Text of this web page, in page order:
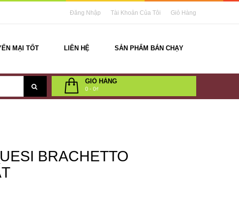
Đăng Nhập Tài Khoản Của Tôi Giỏ Hàng
MẠI TỐT LIÊN HỆ SẢN PHẨM BÁN CHẠY
GIỎ HÀNG
0 - 0₫
BRACHETTO